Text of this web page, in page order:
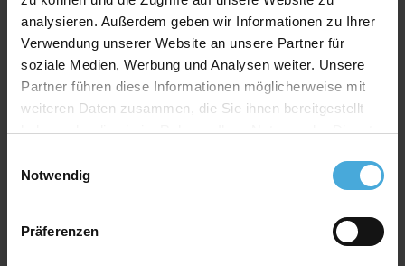
analysieren. Außerdem geben wir Informationen zu Ihrer
Verwendung unserer Website an unsere Partner für
soziale Medien, Werbung und Analysen weiter. Unsere
Partner führen diese Informationen möglicherweise mit
weiteren Daten zusammen, die Sie ihnen bereitgestellt
haben oder die sie im Rahmen Ihrer Nutzung der Dienste
Notwendig
Präferenzen
Die Glasscheibe schütz das Cover vor Staub, Schmutz
und Schäden.
Der Bilderrahmen:
Material: hochwertiges PU (kein billiges
Tropenholz!)
Falzmaß: 40x40cm